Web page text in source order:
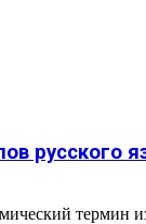
русского
термин